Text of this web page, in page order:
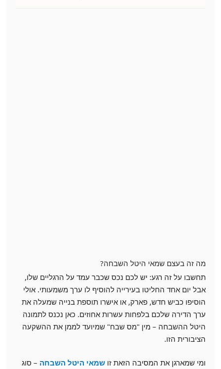
מה זה בעצם שמאי היטל השבחה?
תחשבו על זה רגע: יש לכם נכס שכבר עמד על הרגליים שלו,
אבל יום אחד החליטו בעירייה להוסיף לו ערך משמעותי. אולי
הוסיפו כביש חדש, פארק, או אישרו תוספת בנייה שמעלה את
ערך הדירה שלכם בלפחות עשרות אחוזים. כאן נכנס לתמונה
היטל ההשבחה – מין "מס שבח" שמיועד לממן את ההשקעה
הציבורית הזו.
ומי שמארגן את המסיבה הזאת זו שמאי היטל השבחה – סוג